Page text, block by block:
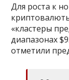
Для роста к
«кластеры
диапазонах
отметили